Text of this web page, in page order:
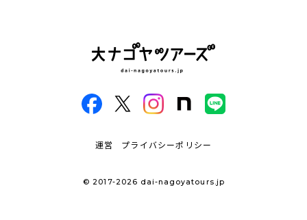
運営 プライバシーポリシー
© 2017-2026 dai-nagoyatours.jp